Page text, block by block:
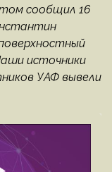
сообщил 16
источники
УАФ вывели